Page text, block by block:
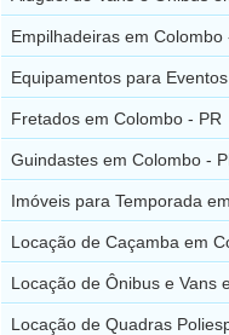
Empilhadeiras em Colombo
Equipamentos para
Fretados em Colombo - PR
Guindastes em Colombo -
Imóveis para Temporada
Locação de Caçamba em
Locação de Ônibus e Vans
Locação de Quadras